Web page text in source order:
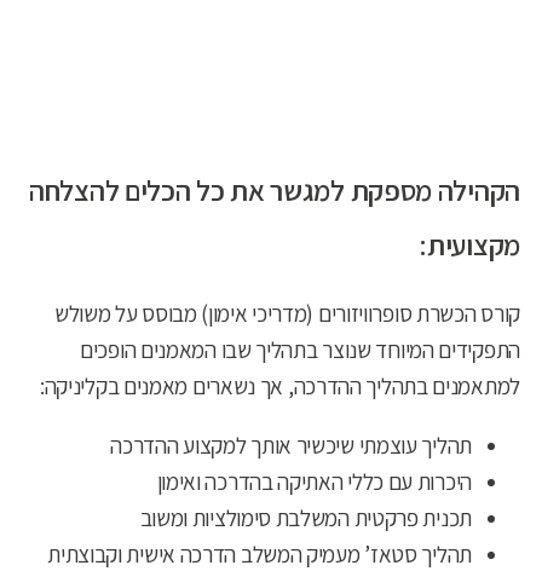
הקהילה מספקת למגשר את כל הכלים להצלחה
מקצועית:
קורס הכשרת סופרוויזורים (מדריכי אימון) מבוסס על משולש
התפקידים המיוחד שנוצר בתהליך שבו המאמנים הופכים
למתאמנים בתהליך ההדרכה, אך נשארים מאמנים בקליניקה:
תהליך עוצמתי שיכשיר אותך למקצוע ההדרכה
היכרות עם כללי האתיקה בהדרכה ואימון
תכנית פרקטית המשלבת סימולציות ומשוב
תהליך סטאז’ מעמיק המשלב הדרכה אישית וקבוצתית